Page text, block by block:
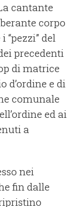
cantante
corpo
del
precedenti
di matrice
d’ordine e di
comunale
ed ai
a
nei
fin dalle